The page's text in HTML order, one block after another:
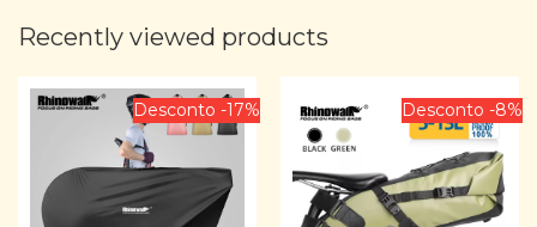
Recently viewed products
Desconto -17% Desconto -8%